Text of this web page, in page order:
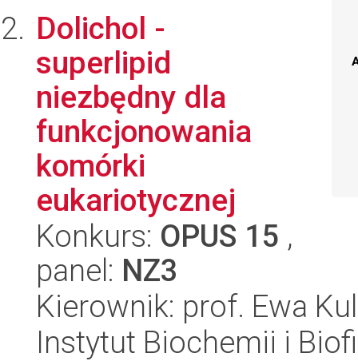
Dolichol -
superlipid
niezbędny dla
funkcjonowania
komórki
eukariotycznej
Konkurs: OPUS 15 ,
panel: NZ3
Kierownik: prof. Ewa
Instytut Biochemii i